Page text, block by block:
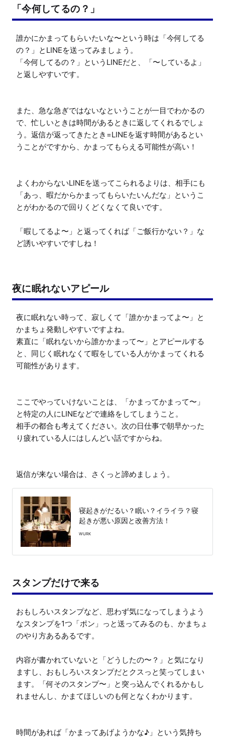
「今何してるの？」
誰かにかまってもらいたいな〜という時は「今何してる
の？」とLINEを送ってみましょう。
「今何してるの？」というLINEだと、「〜しているよ」
と返しやすいです。
また、急な急ぎではないなということが一目でわかるの
で、忙しいときは時間があるときに返してくれるでしょ
う。返信が返ってきたとき=LINEを返す時間があるとい
うことがですから、かまってもらえる可能性が高い！
よくわからないLINEを送ってこられるよりは、相手にも
「あっ、暇だからかまってもらいたいんだな」というこ
とがわかるので回りくどくなくて良いです。
「暇してるよ〜」と返ってくれば「ご飯行かない？」な
ど誘いやすいですしね！
夜に眠れないアピール
夜に眠れない時って、寂しくて「誰かかまってよ〜」と
かまちょ発動しやすいですよね。
素直に「眠れないから誰かかまって〜」とアピールする
と、同じく眠れなくて暇をしている人がかまってくれる
可能性があります。
ここでやっていけないことは、「かまってかまって〜」
と特定の人にLINEなどで連絡をしてしまうこと。
相手の都合も考えてください。次の日仕事で朝早かった
り疲れている人にはしんどい話ですからね。
返信が来ない場合は、さくっと諦めましょう。
寝起きがだるい？眠い？イライラ？寝
起きが悪い原因と改善方法！
WURK
スタンプだけで来る
おもしろいスタンプなど、思わず気になってしまうよう
なスタンプを1つ「ポン」っと送ってみるのも、かまちょ
のやり方あるあるです。
内容が書かれていないと「どうしたの〜？」と気になり
ますし、おもしろいスタンプだとクスっと笑ってしまい
ます。「何そのスタンプ〜」と突っ込んでくれるかもし
れませんし、かまてほしいのも何となくわかります。
時間があれば「かまってあげようかな♪」という気持ち